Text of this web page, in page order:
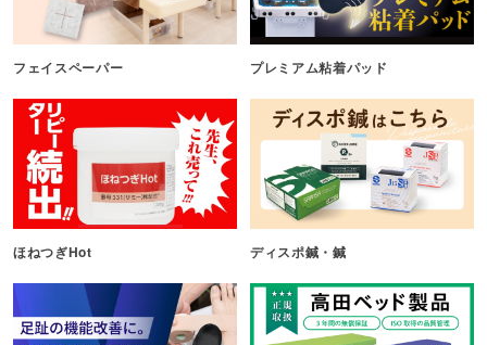
フェイスペーパー プレミアム粘着パッド
ほねつぎHot ディスポ鍼・鍼